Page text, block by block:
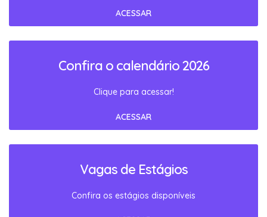
ACESSAR
Confira o calendário 2026
Clique para acessar!
ACESSAR
Vagas de Estágios
Confira os estágios disponíveis